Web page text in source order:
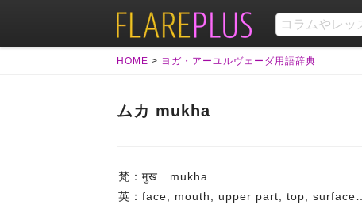
HOME > ヨガ・アーユルヴェーダ用語辞典
ムカ mukha
梵：मुख mukha
英：face, mouth, upper part, top, surface…